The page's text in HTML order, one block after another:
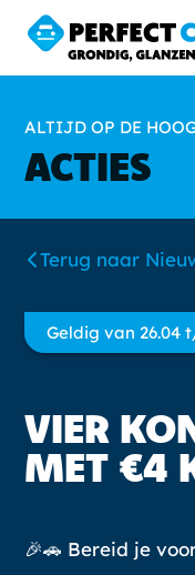
ALTIJD OP DE
ACTIES
Terug naar
Geldig van 26.04
VIER
MET €4
🎉🚗 Bereid je